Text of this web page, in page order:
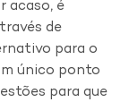
acaso, é
de
para o
único ponto
para que